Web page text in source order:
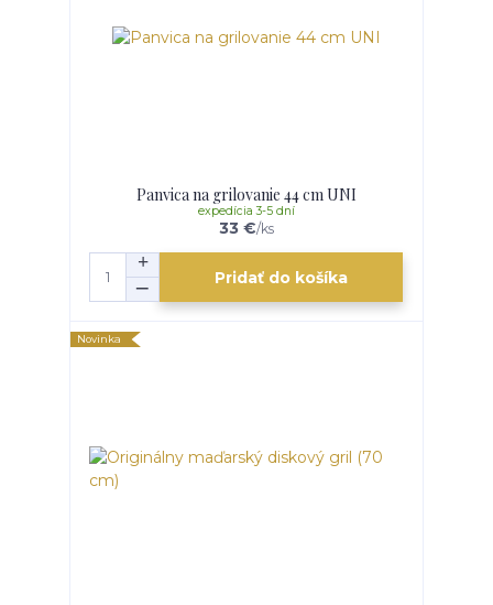
Panvica na grilovanie 44 cm UNI
33 €/ks
expedícia 3-5 dní
Pridať do košíka
Novinka